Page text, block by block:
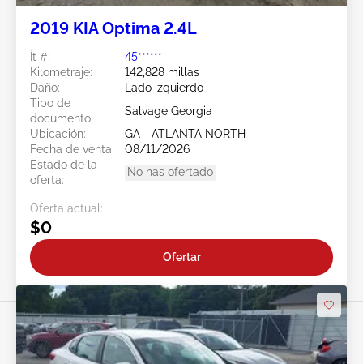
2019 KIA Optima 2.4L
Ít #:
45******
Kilometraje:
142,828 millas
Daño:
Lado izquierdo
Tipo de
documento:
Salvage Georgia
Ubicación:
GA - ATLANTA NORTH
Fecha de venta:
08/11/2026
Estado de la
oferta:
No has ofertado
Oferta actual:
$0
Ofertar